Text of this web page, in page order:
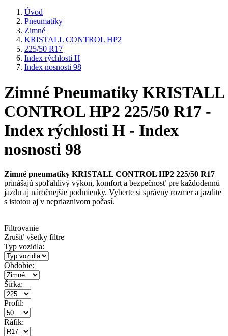
Úvod
Pneumatiky
Zimné
KRISTALL CONTROL HP2
225/50 R17
Index rýchlosti H
Index nosnosti 98
Zimné Pneumatiky KRISTALL
CONTROL HP2 225/50 R17 -
Index rýchlosti H - Index
nosnosti 98
Zimné pneumatiky KRISTALL CONTROL HP2 225/50 R17
prinášajú spoľahlivý výkon, komfort a bezpečnosť pre každodennú
jazdu aj náročnejšie podmienky. Vyberte si správny rozmer a jazdite
s istotou aj v nepriaznivom počasí.
Filtrovanie
Zrušiť všetky filtre
Typ vozidla:
Obdobie:
Šírka:
Profil:
Ráfik: